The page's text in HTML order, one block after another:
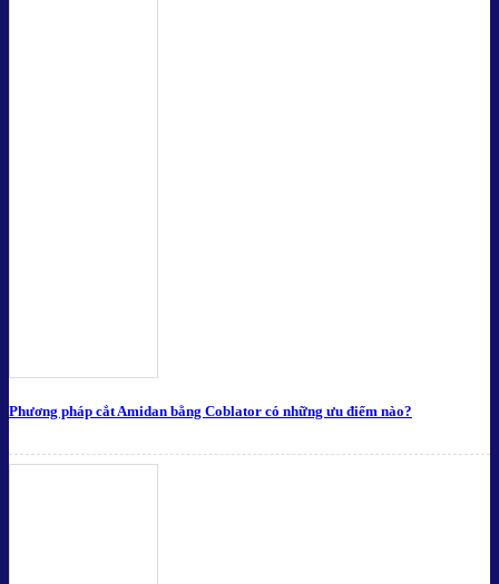
Phương pháp cắt Amidan bằng Coblator có những ưu điểm nào?